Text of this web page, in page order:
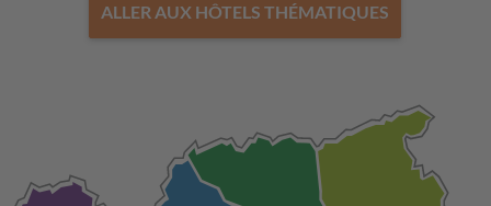
balades en raquettes, le ski de piste ou le ski de fond.
carte touristique des Dolomites
vous sera bien utile pour profiter pleinement de vos vacances.
ALLER AUX HÔTELS THÉMATIQUES